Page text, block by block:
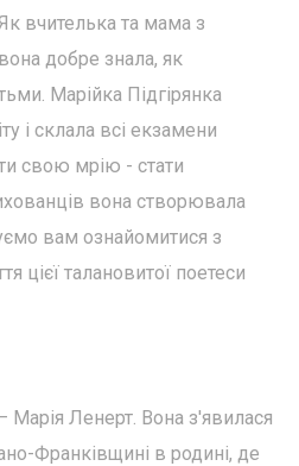
вчителька та мама з
добре знала, як
Марійка Підгірянка
і склала всі екзамени
свою мрію - стати
вона створювала
вам ознайомитися з
цієї талановитої поетеси
Ленерт. Вона з'явилася
Франківщині в родині, де